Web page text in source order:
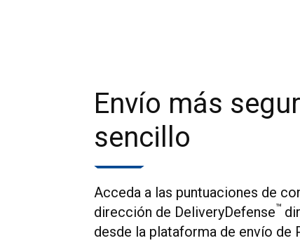
Envío más
sencillo
Acceda a las puntuaciones de
dirección de DeliveryDefense™
desde la plataforma de envío de